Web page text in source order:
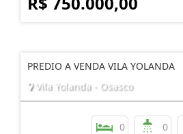
PREDIO A VENDA VILA YOLANDA
Vila Yolanda - Osasco
0 0